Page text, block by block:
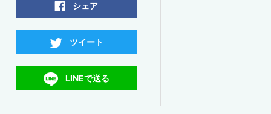
シェア
ツイート
LINEで送る